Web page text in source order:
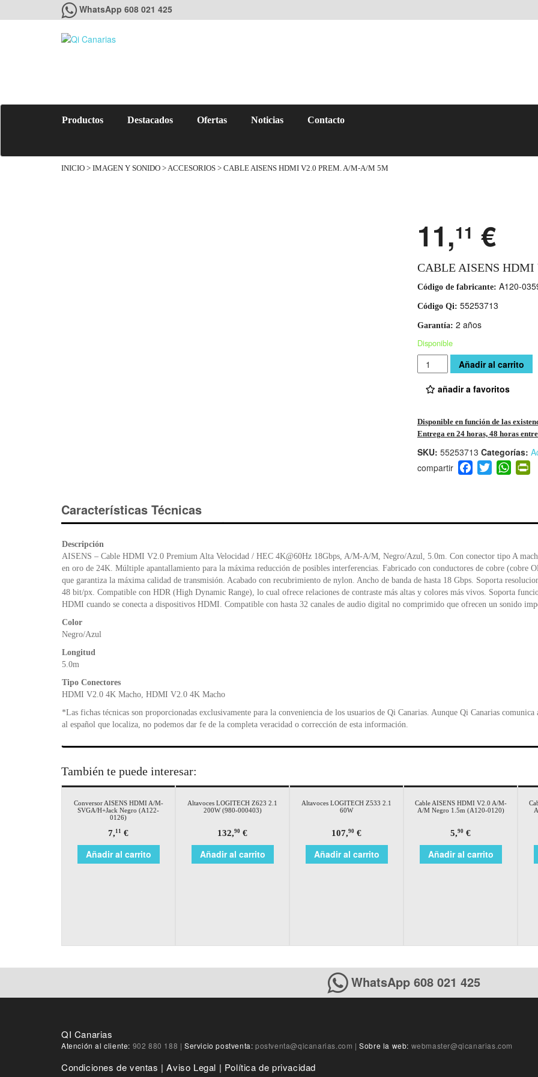
WhatsApp 608 021 425
Productos Destacados Ofertas Noticias Contacto
INICIO > IMAGEN Y SONIDO >ACCESORIOS > CABLE AISENS HDMI V2.0 PREM. A/M-A/M 5M
11,11 €
CABLE AISENS
Código de fabricante: A120-
Código Qi: 55253713
Garantía: 2 años
Disponible
Cantidad Añadir al carrito
añadir a favoritos
Disponible en función de las
Entrega en 24 horas, 48 horas
SKU: 55253713 Categorías:
F
a
b
o
k
T
wi
W
h
A
p
Pr
in
e
y
Características Técnicas
Descripción
AISENS – Cable HDMI V2.0 Premium Alta Velocidad / HEC 4K@60Hz 18Gbps, A/M-A/M, Negro/Azul, 5.0m. Con conector tipo A
en oro de 24K. Múltiple apantallamiento para la máxima reducción de posibles interferencias. Fabricado con conductores de cobre (cobre
que garantiza la máxima calidad de transmisión. Acabado con recubrimiento de nylon. Ancho de banda de hasta 18 Gbps. Soporta
48 bit/px. Compatible con HDR (High Dynamic Range), lo cual ofrece relaciones de contraste más altas y colores más vivos. Soporta
HDMI cuando se conecta a dispositivos HDMI. Compatible con hasta 32 canales de audio digital no comprimido que ofrecen un sonido
Color
Negro/Azul
Longitud
5.0m
Tipo Conectores
HDMI V2.0 4K Macho, HDMI V2.0 4K Macho
*Las fichas técnicas son proporcionadas exclusivamente para la conveniencia de los usuarios de Qi Canarias. Aunque Qi Canarias
al español que localiza, no podemos dar fe de la completa veracidad o corrección de esta información.
También te puede interesar:
Conversor AISENS HDMI A/M-
SVGA/H+Jack Negro (A122-
0126)
7,11 €
Añadir al carrito
Altavoces LOGITECH Z623 2.1
200W (980-000403)
132,90 €
Añadir al carrito
Altavoces LOGITECH Z533 2.1
60W
107,90 €
Añadir al carrito
Cable AISENS HDMI V2.0 A/M-
A/M Negro 1.5m (A120-0120)
5,90 €
Añadir al carrito
WhatsApp 608 021 425
QI Canarias
Atención al cliente: 902 880 188 | Servicio postventa:postventa@qicanarias.com | Sobre la web: webmaster@qicanarias.com
Condiciones de ventas |Aviso Legal | Política de privacidad